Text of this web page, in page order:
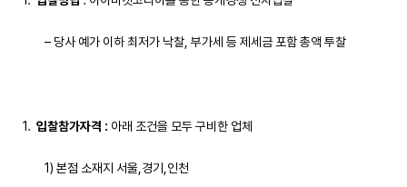
– 당사 예가 이하 최저가 낙찰, 부가세 등 제세금 포함 총액 투찰
입찰참가자격 : 아래 조건을 모두 구비한 업체
1) 본점 소재지 서울,경기,인천